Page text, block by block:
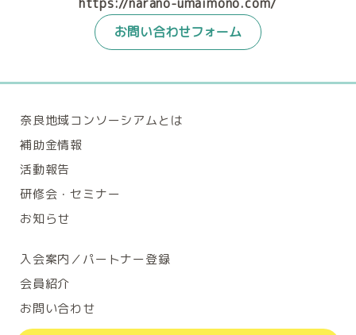
お問い合わせフォーム
奈良地域コンソーシアムとは
補助金情報
活動報告
研修会・セミナー
お知らせ
入会案内／パートナー登録
会員紹介
お問い合わせ